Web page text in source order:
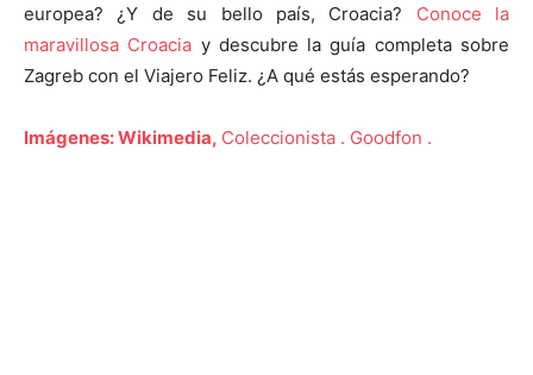
europea? ¿Y de su bello país, Croacia? Conoce la
maravillosa Croacia y descubre la guía completa sobre
Zagreb con el Viajero Feliz. ¿A qué estás esperando?
Imágenes: Wikimedia, Coleccionista . Goodfon .